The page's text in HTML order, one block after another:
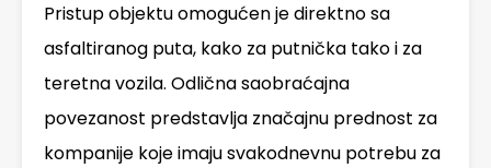
Pristup objektu omogućen je direktno sa
asfaltiranog puta, kako za putnička tako i za
teretna vozila. Odlična saobraćajna
povezanost predstavlja značajnu prednost za
kompanije koje imaju svakodnevnu potrebu za